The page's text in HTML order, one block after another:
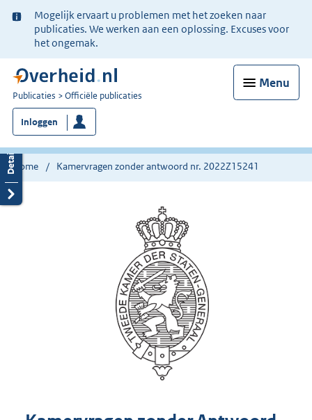
Ter
informatie:
Mogelijk ervaart u problemen met het zoeken naar
publicaties. We werken aan een oplossing. Excuses voor
het ongemak.
Menu
U
bent
nu
hier:
Publicaties Officiële publicaties
Inloggen
Home Kamervragen zonder antwoord nr. 2022Z15241